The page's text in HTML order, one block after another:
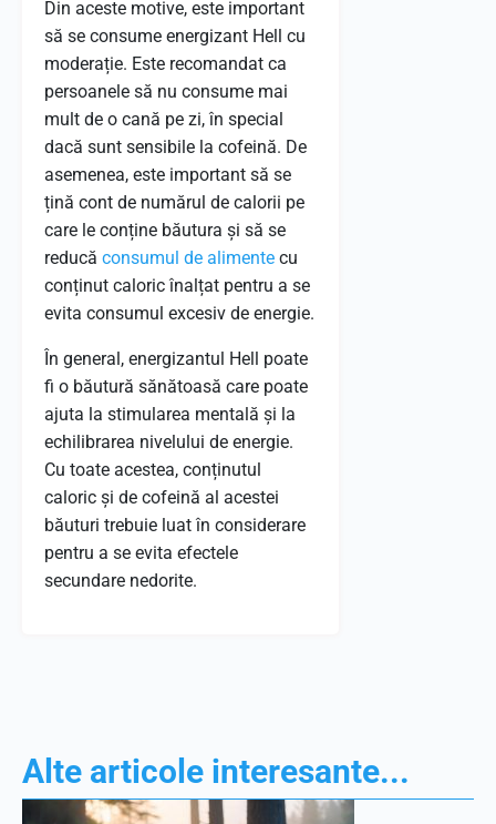
Din aceste motive, este important
să se consume energizant Hell cu
moderație. Este recomandat ca
persoanele să nu consume mai
mult de o cană pe zi, în special
dacă sunt sensibile la cofeină. De
asemenea, este important să se
țină cont de numărul de calorii pe
care le conține băutura și să se
reducă consumul de alimente cu
conținut caloric înalțat pentru a se
evita consumul excesiv de energie.
În general, energizantul Hell poate
fi o băutură sănătoasă care poate
ajuta la stimularea mentală și la
echilibrarea nivelului de energie.
Cu toate acestea, conținutul
caloric și de cofeină al acestei
băuturi trebuie luat în considerare
pentru a se evita efectele
secundare nedorite.
Alte articole interesante...